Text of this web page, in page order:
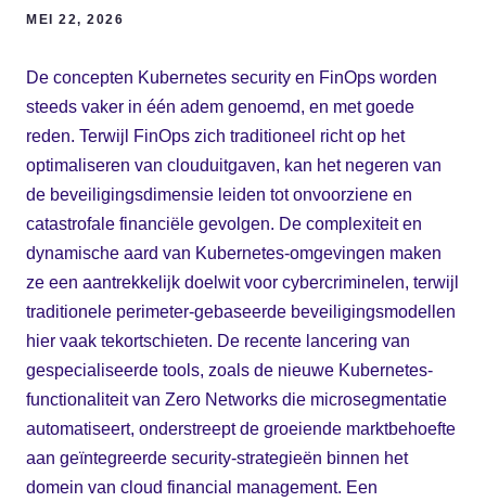
MEI 22, 2026
De concepten Kubernetes security en FinOps worden
steeds vaker in één adem genoemd, en met goede
reden. Terwijl FinOps zich traditioneel richt op het
optimaliseren van clouduitgaven, kan het negeren van
de beveiligingsdimensie leiden tot onvoorziene en
catastrofale financiële gevolgen. De complexiteit en
dynamische aard van Kubernetes-omgevingen maken
ze een aantrekkelijk doelwit voor cybercriminelen, terwijl
traditionele perimeter-gebaseerde beveiligingsmodellen
hier vaak tekortschieten. De recente lancering van
gespecialiseerde tools, zoals de nieuwe Kubernetes-
functionaliteit van Zero Networks die microsegmentatie
automatiseert, onderstreept de groeiende marktbehoefte
aan geïntegreerde security-strategieën binnen het
domein van cloud financial management. Een